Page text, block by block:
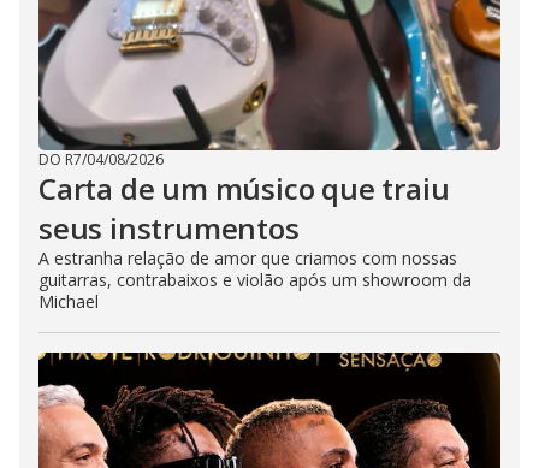
DO R7/04/08/2026
Carta de um músico que traiu
seus instrumentos
A estranha relação de amor que criamos com nossas
guitarras, contrabaixos e violão após um showroom da
Michael